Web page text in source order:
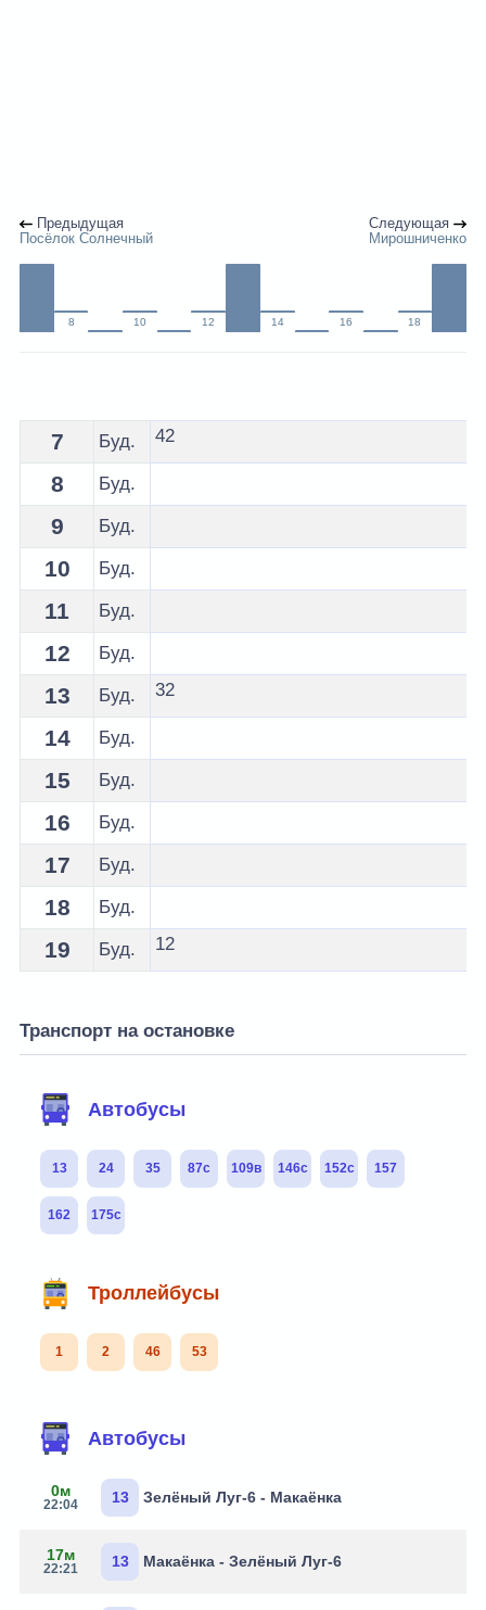
Предыдущая
Посёлок Солнечный
Следующая
Мирошниченко
8 10 12 14 16 18
Расписание 157 автобуса Минск - остановка Зелёный
7 Буд. 42
8 Буд.
9 Буд.
10 Буд.
11 Буд.
12 Буд.
13 Буд. 32
14 Буд.
15 Буд.
16 Буд.
17 Буд.
18 Буд.
19 Буд. 12
Транспорт на остановке
Автобусы
13 24 35 87с 109в 146с 152с 157
162 175с
Троллейбусы
1 2 46 53
Автобусы
0м
22:04 13 Зелёный Луг-6 - Макаёнка
17м
22:21 13 Макаёнка - Зелёный Луг-6